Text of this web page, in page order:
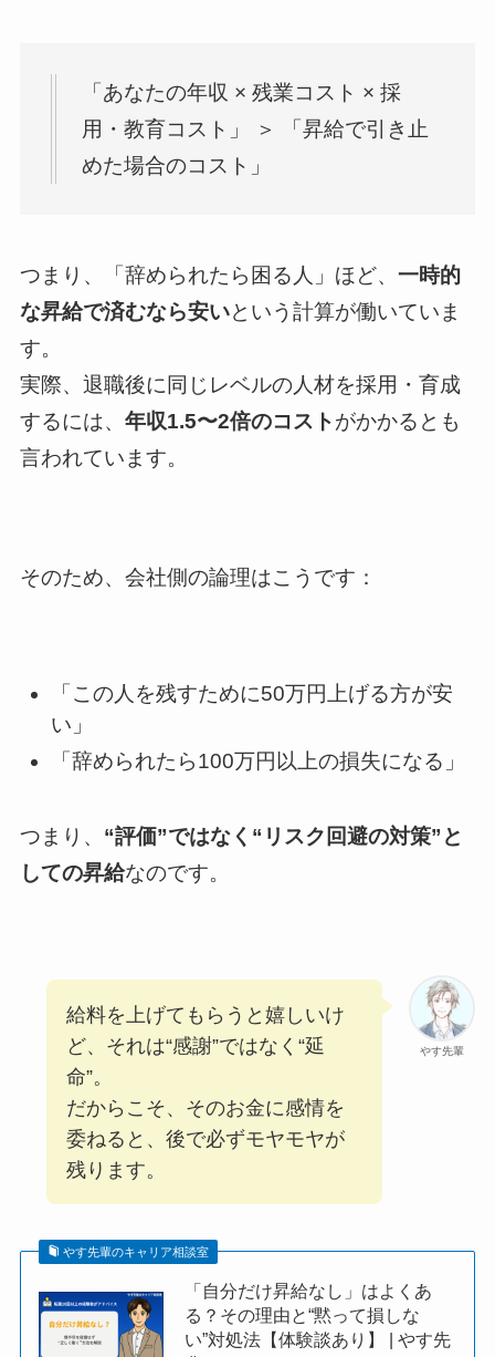
「あなたの年収 × 残業コスト × 採
用・教育コスト」 ＞ 「昇給で引き止
めた場合のコスト」
つまり、「辞められたら困る人」ほど、 一時的
な昇給で済むなら安いという計算が働いていま
す。
実際、退職後に同じレベルの人材を採用・育成
するには、 年収1.5〜2倍のコストがかかるとも
言われています。
そのため、会社側の論理はこうです：
「この人を残すために50万円上げる方が安
い」
「辞められたら100万円以上の損失になる」
つまり、 “評価”ではなく“リスク回避の対策”と
しての昇給なのです。
やす先輩
給料を上げてもらうと嬉しいけ
ど、それは“感謝”ではなく“延
命”。
だからこそ、そのお金に感情を
委ねると、後で必ずモヤモヤが
残ります。
やす先輩のキャリア相談室
「自分だけ昇給なし」はよくあ
る？その理由と“黙って損しな
い”対処法【体験談あり】 | やす先